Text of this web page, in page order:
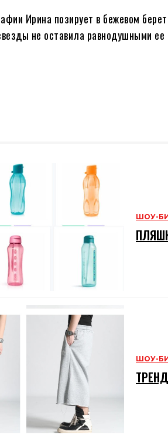
Ирина позирует в бежевом
не оставила равнодушными
ШОУ-
ШОУ-